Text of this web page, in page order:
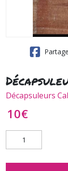
Décapsuleurs
10€